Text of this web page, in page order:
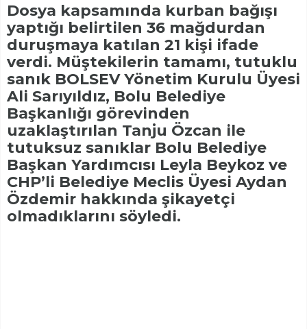
Dosya kapsamında kurban bağışı
yaptığı belirtilen 36 mağdurdan
duruşmaya katılan 21 kişi ifade
verdi. Müştekilerin tamamı, tutuklu
sanık BOLSEV Yönetim Kurulu Üyesi
Ali Sarıyıldız, Bolu Belediye
Başkanlığı görevinden
uzaklaştırılan Tanju Özcan ile
tutuksuz sanıklar Bolu Belediye
Başkan Yardımcısı Leyla Beykoz ve
CHP’li Belediye Meclis Üyesi Aydan
Özdemir hakkında şikayetçi
olmadıklarını söyledi.